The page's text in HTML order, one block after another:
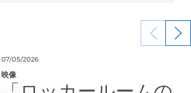
07/05/2026
映像